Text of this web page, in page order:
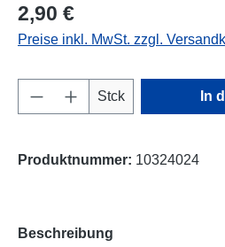
2,90 €
Preise inkl. MwSt. zzgl.
Produkt Anzahl: Gib
Stck In
Produktnummer: 10324024
Beschreibung